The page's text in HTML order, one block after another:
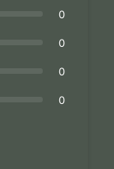
0
0
0
0